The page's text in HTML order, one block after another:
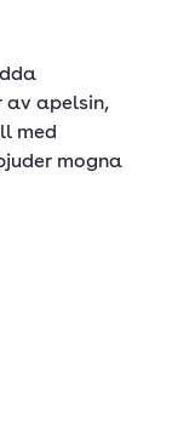
av apelsin,
med
mogna